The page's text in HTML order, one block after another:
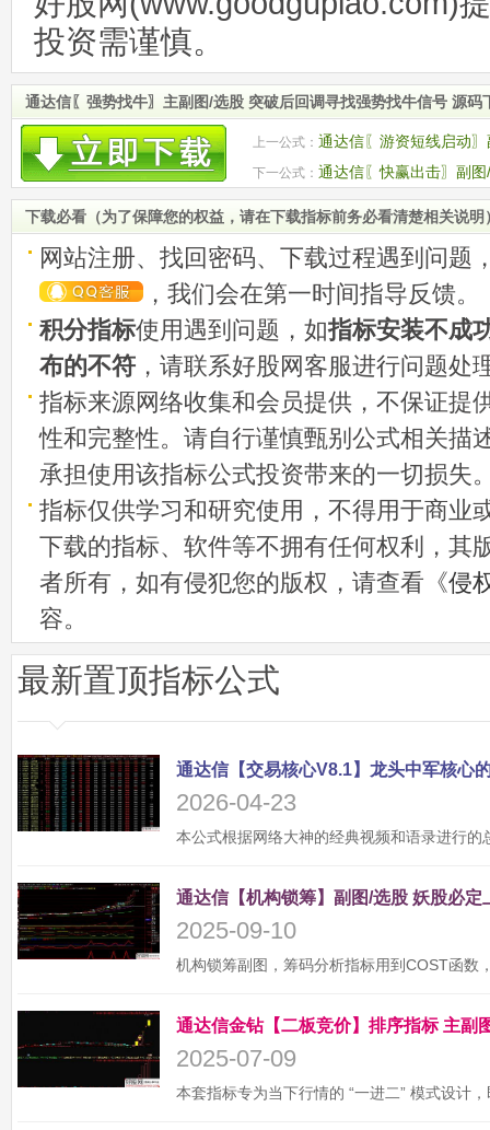
投资需谨慎。
通达信〖强势找牛〗主副图/选股 突破后回调寻找强势找牛信号 源码
上一公式： 通达信〖游资短线启动
码
下一公式： 通达信〖快赢出击〗副
用法详解
下载必看（为了保障您的权益，请在下载指标前务必看清楚相关说明
网站注册、找回密码、下载过程遇到问题
，我们会在第一时间指导反馈。
积分指标使用遇到问题，如指标安装不成
布的不符 ，请联系好股网客服进行问题处
指标来源网络收集和会员提供，不保证提
性和完整性。请自行谨慎甄别公式相关描
承担使用该指标公式投资带来的一切损失
指标仅供学习和研究使用，不得用于商业
下载的指标、软件等不拥有任何权利，其
者所有，如有侵犯您的版权，请查看《侵
容。
最新置顶指标公式
2026-04-23
2025-09-10
2025-07-09